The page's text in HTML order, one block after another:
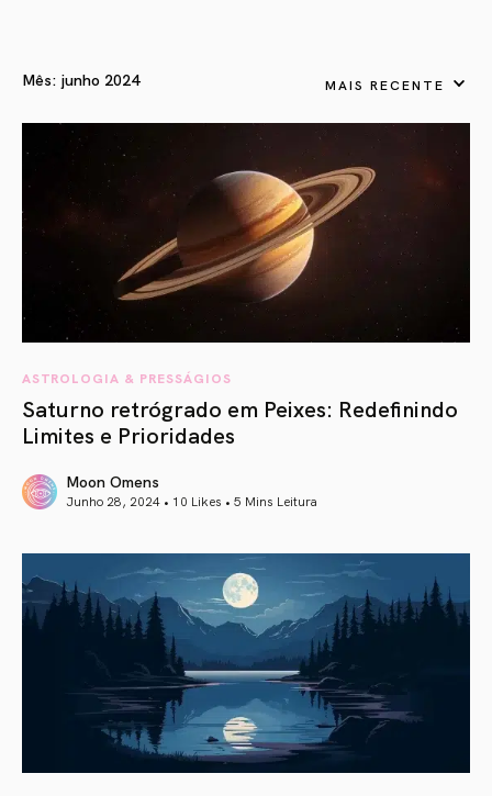
Mês: junho 2024 MAIS RECENTE
ASTROLOGIA & PRESSÁGIOS
Saturno retrógrado em Peixes: Redefinindo
Limites e Prioridades
Moon Omens
Junho 28, 2024 • 10 Likes • 5 Mins Leitura